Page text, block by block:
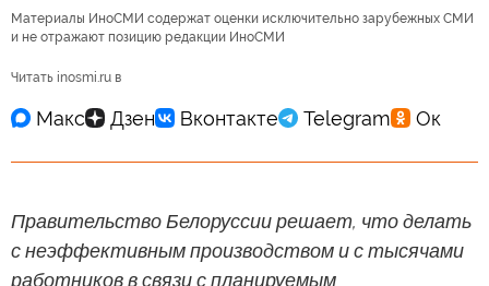
Материалы ИноСМИ содержат оценки исключительно зарубежных СМИ
и не отражают позицию редакции ИноСМИ
Читать inosmi.ru в
Правительство Белоруссии решает, что делать
с неэффективным производством и с тысячами
работников в связи с планируемым